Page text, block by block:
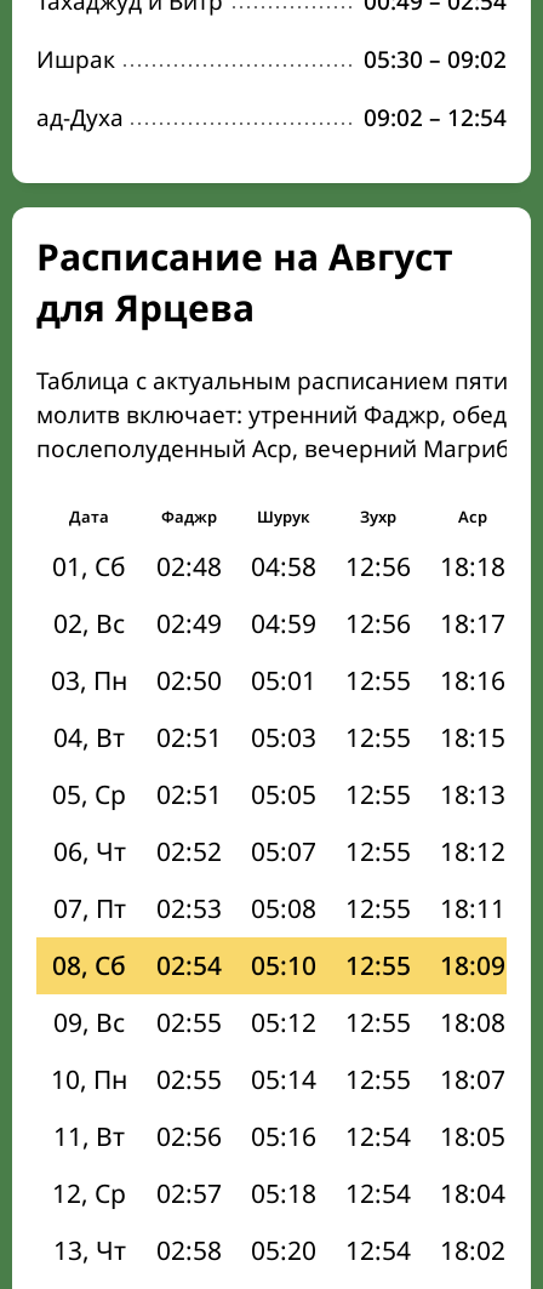
Ишрак
05:30 – 09:02
ад-Духа
09:02 – 12:54
Расписание на Август
для Ярцева
Таблица с актуальным расписанием пяти
молитв включает: утренний Фаджр,
послеполуденный Аср, вечерний Магриб
Дата Фаджр Шурук Зухр Аср
01, Сб 02:48 04:58 12:56 18:18
02, Вс
02:49 04:59 12:56 18:17
03, Пн
02:50 05:01 12:55 18:16
04, Вт
02:51 05:03 12:55 18:15
05, Ср
02:51 05:05 12:55 18:13
06, Чт
02:52 05:07 12:55 18:12
07, Пт
02:53 05:08 12:55 18:11
08, Сб
02:54 05:10 12:55 18:09
09, Вс
02:55 05:12 12:55 18:08
10, Пн
02:55 05:14 12:55 18:07
11, Вт
02:56 05:16 12:54 18:05
12, Ср
02:57 05:18 12:54 18:04
13, Чт
02:58 05:20 12:54 18:02